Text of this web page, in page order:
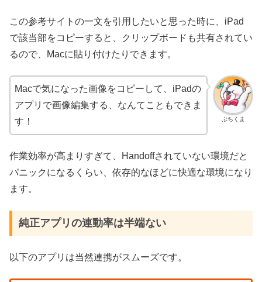
この参考サイトの一文を引用したいと思った時に、iPad
で該当部をコピーすると、クリップボードも共有されてい
るので、Macに貼り付けたりできます。
ぶちくま
Macで気になった画像をコピーして、iPadの
アプリで画像編集する、なんてこともできま
す！
作業効率が高まりすぎて、Handoffされていない環境だと
パニックになるくらい、依存的なほどに快適な環境になり
ます。
純正アプリの連動率は半端ない
以下のアプリは当然連携がスムーズです。